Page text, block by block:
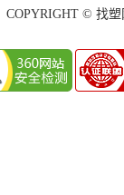
COPYRIGHT © 找塑